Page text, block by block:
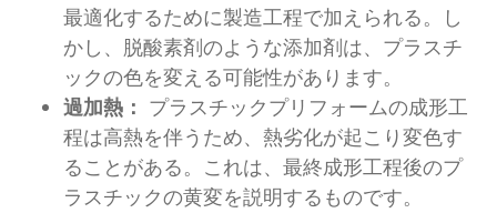
最適化するために製造工程で加えられる。し
かし、脱酸素剤のような添加剤は、プラスチ
ックの色を変える可能性があります。
過加熱： プラスチックプリフォームの成形工
程は高熱を伴うため、熱劣化が起こり変色す
ることがある。これは、最終成形工程後のプ
ラスチックの黄変を説明するものです。